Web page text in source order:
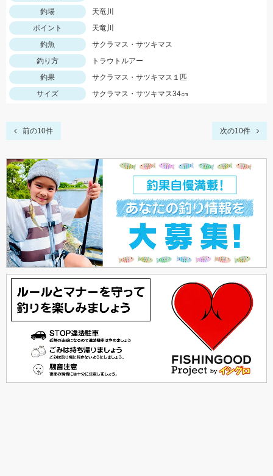
釣場
天竜川
ポイント
天竜川
釣魚
サクラマス・サツキマス
釣り方
トラウトルアー
釣果
サクラマス・サツキマス１匹
サイズ
サクラマス・サツキマス34㎝
前の10件 次の10件